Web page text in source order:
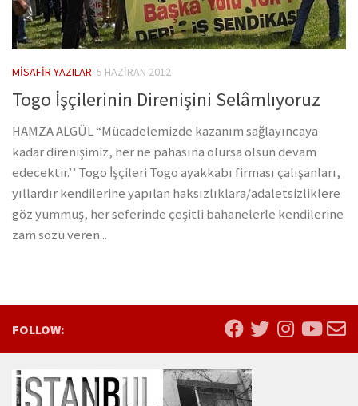
MISAFIR YAZILAR 5 HAZIRAN 2012
Togo İşçilerinin Direnişini Selâmlıyoruz
HAMZA ALGÜL “Mücadelemizde kazanım sağlayıncaya
kadar direnişimiz, her ne pahasına olursa olsun devam
edecektir.’’ Togo İşçileri Togo ayakkabı firması çalışanları,
yıllardır kendilerine yapılan haksızlıklara/adaletsizliklere
göz yummuş, her seferinde çeşitli bahanelerle kendilerine
zam sözü veren...
FOLLOW: